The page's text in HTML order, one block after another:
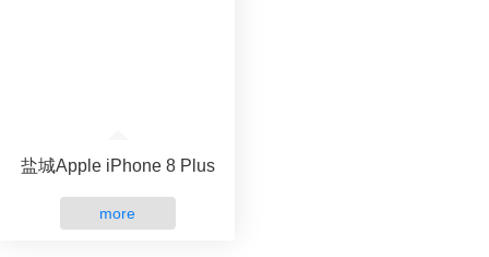
盐城Apple iPhone 8 Plus
more